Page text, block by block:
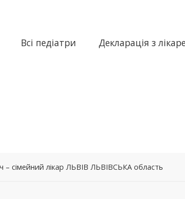
Всі педіатри Декларація з
сімейний лікар ЛЬВІВ ЛЬВІВСЬКА область